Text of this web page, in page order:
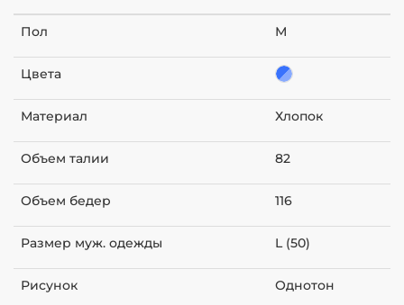
Пол М
Цвета
Материал Хлопок
Объем талии 82
Объем бедер 116
Размер муж. одежды L (50)
Рисунок Однотон